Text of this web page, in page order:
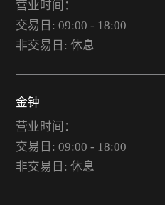
营业时间：
交易日: 09:00 - 18:00
非交易日: 休息
金钟
营业时间：
交易日: 09:00 - 18:00
非交易日: 休息